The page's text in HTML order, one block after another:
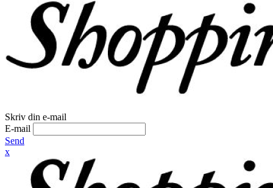
Skriv din e-mail
E-mail
Send
x